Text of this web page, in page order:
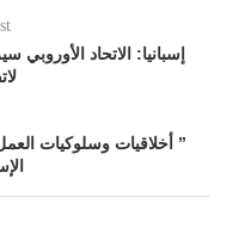
إسبانيا: الاتحاد
” أخلاقيات وسلوكيات